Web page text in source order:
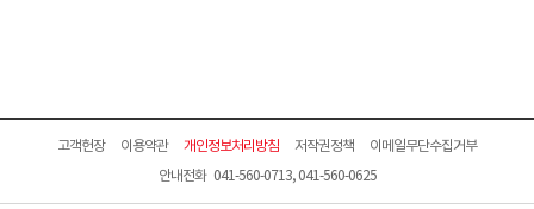
고객헌장 이용약관 개인정보처리방침 저작권정책
이메일무단수집거부
안내전화 041-560-0713, 041-560-0625